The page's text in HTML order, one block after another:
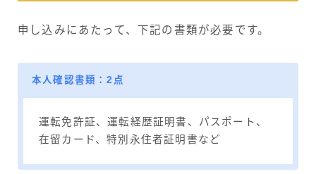
申し込みにあたって、下記の書類が必要です。
本人確認書類：2点
運転免許証、運転経歴証明書、パスポート、
在留カード、特別永住者証明書など